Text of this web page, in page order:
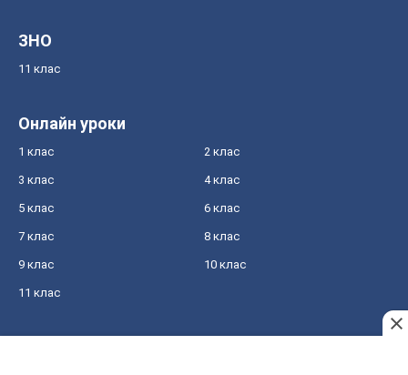
ЗНО
11 клас
Онлайн уроки
1 клас 2 клас
3 клас 4 клас
5 клас 6 клас
7 клас 8 клас
9 клас 10 клас
11 клас